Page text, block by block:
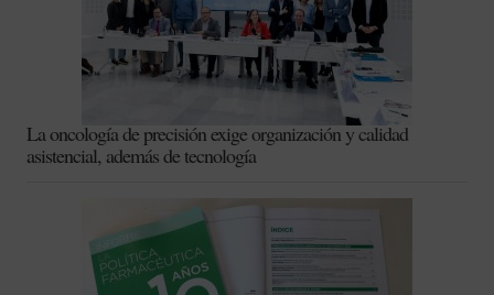
La oncología de precisión exige organización y calidad
asistencial, además de tecnología